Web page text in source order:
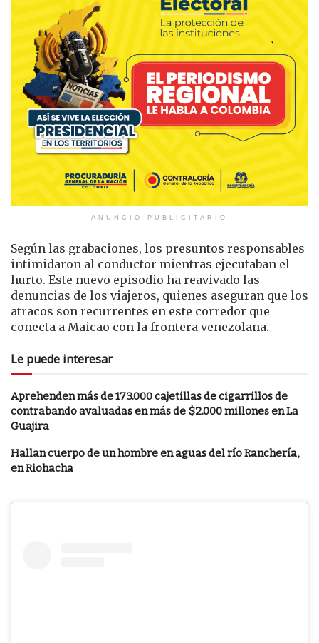
ANUNCIO PUBLICITARIO
Según las grabaciones, los presuntos responsables
intimidaron al conductor mientras ejecutaban el
hurto. Este nuevo episodio ha reavivado las
denuncias de los viajeros, quienes aseguran que los
atracos son recurrentes en este corredor que
conecta a Maicao con la frontera venezolana.
Le puede interesar
Aprehenden más de 173.000 cajetillas de cigarrillos de
contrabando avaluadas en más de $2.000 millones en La
Guajira
Hallan cuerpo de un hombre en aguas del río Ranchería,
en Riohacha